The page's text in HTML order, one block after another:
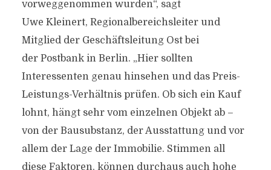
vorweggenommen wurden“, sagt
Uwe Kleinert, Regionalbereichsleiter und
Mitglied der Geschäftsleitung Ost bei
der Postbank in Berlin. „Hier sollten
Interessenten genau hinsehen und das Preis-
Leistungs-Verhältnis prüfen. Ob sich ein Kauf
lohnt, hängt sehr vom einzelnen Objekt ab –
von der Bausubstanz, der Ausstattung und vor
allem der Lage der Immobilie. Stimmen all
diese Faktoren, können durchaus auch hohe